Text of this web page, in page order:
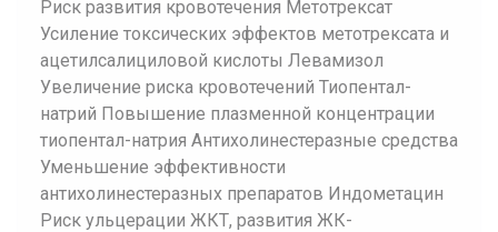
Риск развития кровотечения Метотрексат
Усиление токсических эффектов метотрексата и
ацетилсалициловой кислоты Левамизол
Увеличение риска кровотечений Тиопентал-
натрий Повышение плазменной концентрации
тиопентал-натрия Антихолинестеразные средства
Уменьшение эффективности
антихолинестеразных препаратов Индометацин
Риск ульцерации ЖКТ, развития ЖК-